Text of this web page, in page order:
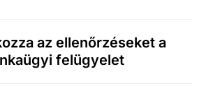
az ellenőrzéseket a
felügyelet